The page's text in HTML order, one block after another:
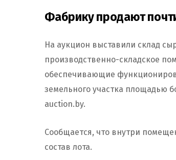
Фабрику продают
На аукцион выставили склад
производственно-складское
обеспечивающие
земельного участка площадью
auction.by.
Сообщается, что внутри
состав лота.